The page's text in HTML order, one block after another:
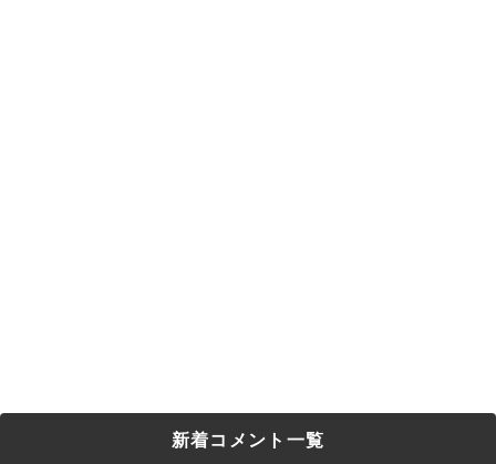
新着コメント一覧